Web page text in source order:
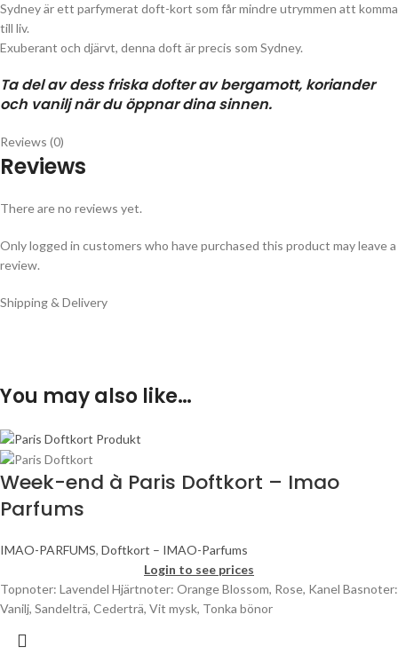
Sydney är ett parfymerat doft-kort som får mindre utrymmen att komma
till liv.
Exuberant och djärvt, denna doft är precis som Sydney.
Ta del av dess friska dofter av bergamott, koriander
och vanilj när du öppnar dina sinnen.
Reviews (0)
Reviews
There are no reviews yet.
Only logged in customers who have purchased this product may leave a
review.
Shipping & Delivery
You may also like…
Week-end à Paris Doftkort – Imao
Parfums
IMAO-PARFUMS, Doftkort – IMAO-Parfums
Login to see prices
Topnoter: Lavendel Hjärtnoter: Orange Blossom, Rose, Kanel Basnoter:
Vanilj, Sandelträ, Cederträ, Vit mysk, Tonka bönor